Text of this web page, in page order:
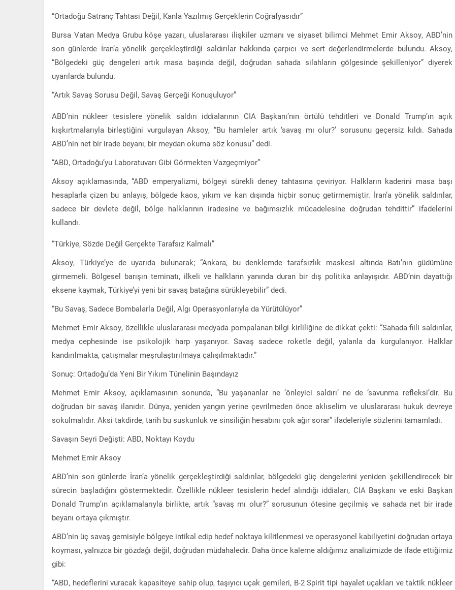
“Ortadoğu Satranç Tahtası Değil, Kanla Yazılmış Gerçeklerin Coğrafyasıdır”
Bursa Vatan Medya Grubu köşe yazarı, uluslararası ilişkiler uzmanı ve siyaset bilimci Mehmet Emir Aksoy, ABD’nin
son günlerde İran’a yönelik gerçekleştirdiği saldırılar hakkında çarpıcı ve sert değerlendirmelerde bulundu. Aksoy,
“Bölgedeki güç dengeleri artık masa başında değil, doğrudan sahada silahların gölgesinde şekilleniyor” diyerek
uyarılarda bulundu.
“Artık Savaş Sorusu Değil, Savaş Gerçeği Konuşuluyor”
ABD’nin nükleer tesislere yönelik saldırı iddialarının CIA Başkanı’nın örtülü tehditleri ve Donald Trump’ın açık
kışkırtmalarıyla birleştiğini vurgulayan Aksoy, “Bu hamleler artık ‘savaş mı olur?’ sorusunu geçersiz kıldı. Sahada
ABD’nin net bir irade beyanı, bir meydan okuma söz konusu” dedi.
“ABD, Ortadoğu’yu Laboratuvarı Gibi Görmekten Vazgeçmiyor”
Aksoy açıklamasında, “ABD emperyalizmi, bölgeyi sürekli deney tahtasına çeviriyor. Halkların kaderini masa başı
hesaplarla çizen bu anlayış, bölgede kaos, yıkım ve kan dışında hiçbir sonuç getirmemiştir. İran’a yönelik saldırılar,
sadece bir devlete değil, bölge halklarının iradesine ve bağımsızlık mücadelesine doğrudan tehdittir” ifadelerini
kullandı.
“Türkiye, Sözde Değil Gerçekte Tarafsız Kalmalı”
Aksoy, Türkiye’ye de uyarıda bulunarak; “Ankara, bu denklemde tarafsızlık maskesi altında Batı’nın güdümüne
girmemeli. Bölgesel barışın teminatı, ilkeli ve halkların yanında duran bir dış politika anlayışıdır. ABD’nin dayattığı
eksene kaymak, Türkiye’yi yeni bir savaş batağına sürükleyebilir” dedi.
“Bu Savaş, Sadece Bombalarla Değil, Algı Operasyonlarıyla da Yürütülüyor”
Mehmet Emir Aksoy, özellikle uluslararası medyada pompalanan bilgi kirliliğine de dikkat çekti: “Sahada fiili saldırılar,
medya cephesinde ise psikolojik harp yaşanıyor. Savaş sadece roketle değil, yalanla da kurgulanıyor. Halklar
kandırılmakta, çatışmalar meşrulaştırılmaya çalışılmaktadır.”
Sonuç: Ortadoğu’da Yeni Bir Yıkım Tünelinin Başındayız
Mehmet Emir Aksoy, açıklamasının sonunda, “Bu yaşananlar ne ‘önleyici saldırı’ ne de ‘savunma refleksi’dir. Bu
doğrudan bir savaş ilanıdır. Dünya, yeniden yangın yerine çevrilmeden önce aklıselim ve uluslararası hukuk devreye
sokulmalıdır. Aksi takdirde, tarih bu suskunluk ve sinsiliğin hesabını çok ağır sorar” ifadeleriyle sözlerini tamamladı.
Savaşın Seyri Değişti: ABD, Noktayı Koydu
Mehmet Emir Aksoy
ABD’nin son günlerde İran’a yönelik gerçekleştirdiği saldırılar, bölgedeki güç dengelerini yeniden şekillendirecek bir
sürecin başladığını göstermektedir. Özellikle nükleer tesislerin hedef alındığı iddiaları, CIA Başkanı ve eski Başkan
Donald Trump’ın açıklamalarıyla birlikte, artık “savaş mı olur?” sorusunun ötesine geçilmiş ve sahada net bir irade
beyanı ortaya çıkmıştır.
ABD’nin üç savaş gemisiyle bölgeye intikal edip hedef noktaya kilitlenmesi ve operasyonel kabiliyetini doğrudan ortaya
koyması, yalnızca bir gözdağı değil, doğrudan müdahaledir. Daha önce kaleme aldığımız analizimizde de ifade ettiğimiz
gibi:
“ABD, hedeflerini vuracak kapasiteye sahip olup, taşıyıcı uçak gemileri, B-2 Spirit tipi hayalet uçakları ve taktik nükleer